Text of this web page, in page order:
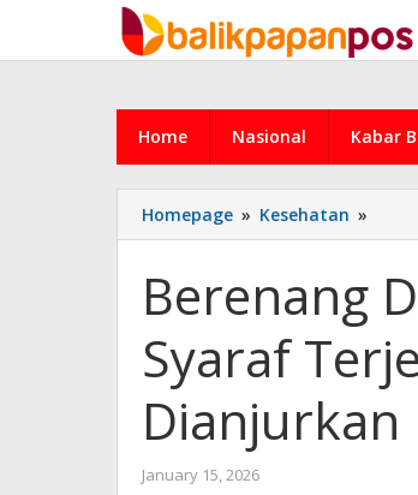
content
Home Nasional Kabar
Homepage » Kesehatan »
Nyeri
Syaraf
Ini
Cara
yang
Berenang
Syaraf
Dianjurkan
January 15, 2026by